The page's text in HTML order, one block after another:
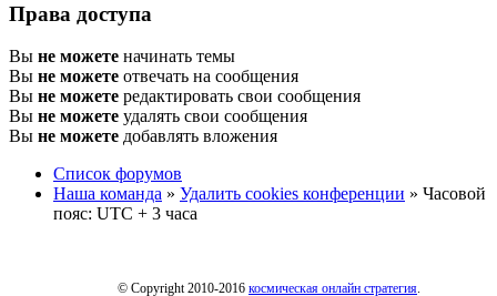
Права доступа
Вы не можете начинать темы
Вы не можете отвечать на сообщения
Вы не можете редактировать свои сообщения
Вы не можете удалять свои сообщения
Вы не можете добавлять вложения
Список форумов
Наша команда » Удалить cookies конференции » Часовой
пояс: UTC + 3 часа
© Copyright 2010-2016 космическая онлайн стратегия.